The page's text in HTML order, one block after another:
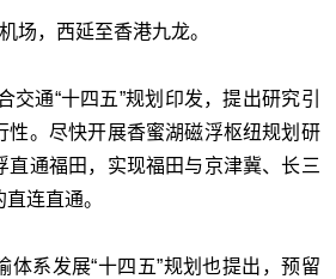
场，西延至香港九龙。
交通“十四五”规划印发，提出研究引
性。尽快开展香蜜湖磁浮枢纽规划研
直通福田，实现福田与京津冀、长三
连直通。
体系发展“十四五”规划也提出，预留